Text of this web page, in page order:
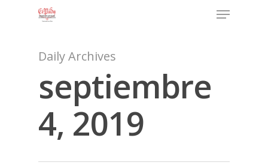
Daily Archives
septiembre
4, 2019